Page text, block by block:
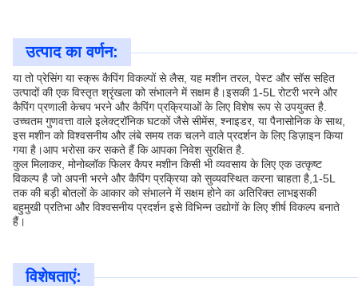
उत्पाद का वर्णन:
या तो प्रेसिंग या स्क्रू कैपिंग विकल्पों से लैस, यह मशीन तरल, पेस्ट और सॉस सहित
उत्पादों की एक विस्तृत श्रृंखला को संभालने में सक्षम है।इसकी 1-5L रोटरी भरने और
कैपिंग प्रणाली केचप भरने और कैपिंग प्रक्रियाओं के लिए विशेष रूप से उपयुक्त है.
उच्चतम गुणवत्ता वाले इलेक्ट्रॉनिक घटकों जैसे सीमेंस, श्नाइडर, या पैनासोनिक के साथ,
इस मशीन को विश्वसनीय और लंबे समय तक चलने वाले प्रदर्शन के लिए डिज़ाइन किया
गया है।आप भरोसा कर सकते हैं कि आपका निवेश सुरक्षित है.
कुल मिलाकर, मोनोब्लॉक फिलर कैपर मशीन किसी भी व्यवसाय के लिए एक उत्कृष्ट
विकल्प है जो अपनी भरने और कैपिंग प्रक्रिया को सुव्यवस्थित करना चाहता है,1-5L
तक की बड़ी बोतलों के आकार को संभालने में सक्षम होने का अतिरिक्त लाभइसकी
बहुमुखी प्रतिभा और विश्वसनीय प्रदर्शन इसे विभिन्न उद्योगों के लिए शीर्ष विकल्प बनाते
हैं।
विशेषताएं: